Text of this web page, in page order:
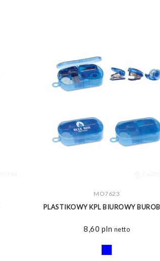
ZOBACZ WIĘCEJ
MO7623
PLASTIKOWY KPL BIUROWY
8,60 pln netto